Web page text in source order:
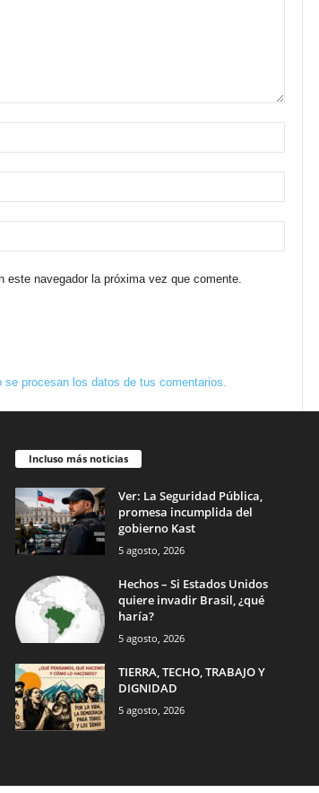
este navegador la próxima vez que comente.
se procesan los datos de tus comentarios.
Incluso más noticias
Ver: La Seguridad Pública,
promesa incumplida del
gobierno Kast
5 agosto, 2026
Hechos – Si Estados Unidos
quiere invadir Brasil, ¿qué
haría?
5 agosto, 2026
TIERRA, TECHO, TRABAJO Y
DIGNIDAD
5 agosto, 2026